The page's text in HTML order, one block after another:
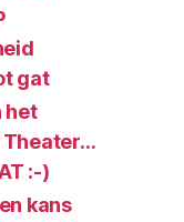
gat
het
:-)
kans